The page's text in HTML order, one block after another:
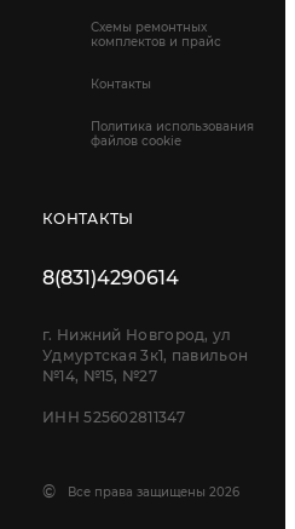
Схемы ремонтных
комплектов и прайс
Контакты
Политика использования
файлов cookie
КОНТАКТЫ
8(831)4290614
г. Нижний Новгород, ул
Удмуртская 3к1, павильон
№14, №15, №27
ИНН 525602811347
© Все права защищены 2026